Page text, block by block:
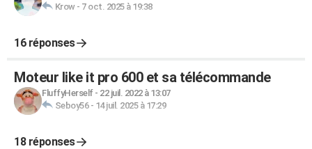
Krow- 7 oct. 2025 à 19:38
16 réponses
Moteur like it pro 600 et sa télécommande
FluffyHerself- 22 juil. 2022 à 13:07
Seboy56- 14 juil. 2025 à 17:29
18 réponses